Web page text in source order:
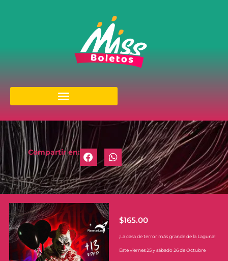
Compartir en:
$165.00
¡La casa de terror más grande de la Laguna!
Este viernes 25 y sábado 26 de Octubre